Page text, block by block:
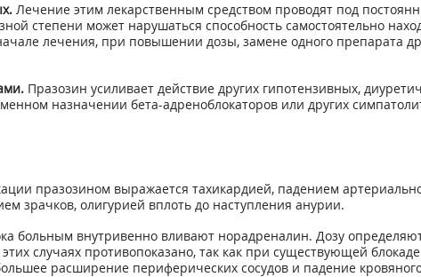
Лечение этим лекарственным средством проводят под
степени может нарушаться способность самостоятельно
лечения, при повышении дозы, замене одного препарата
Празозин усиливает действие других гипотензивных,
назначении бета-адреноблокаторов или других
празозином выражается тахикардией, падением
зрачков, олигурией вплоть до наступления анурии.
больным внутривенно вливают норадреналин. Дозу определяют
случаях противопоказано, так как при существующей
расширение периферических сосудов и падение